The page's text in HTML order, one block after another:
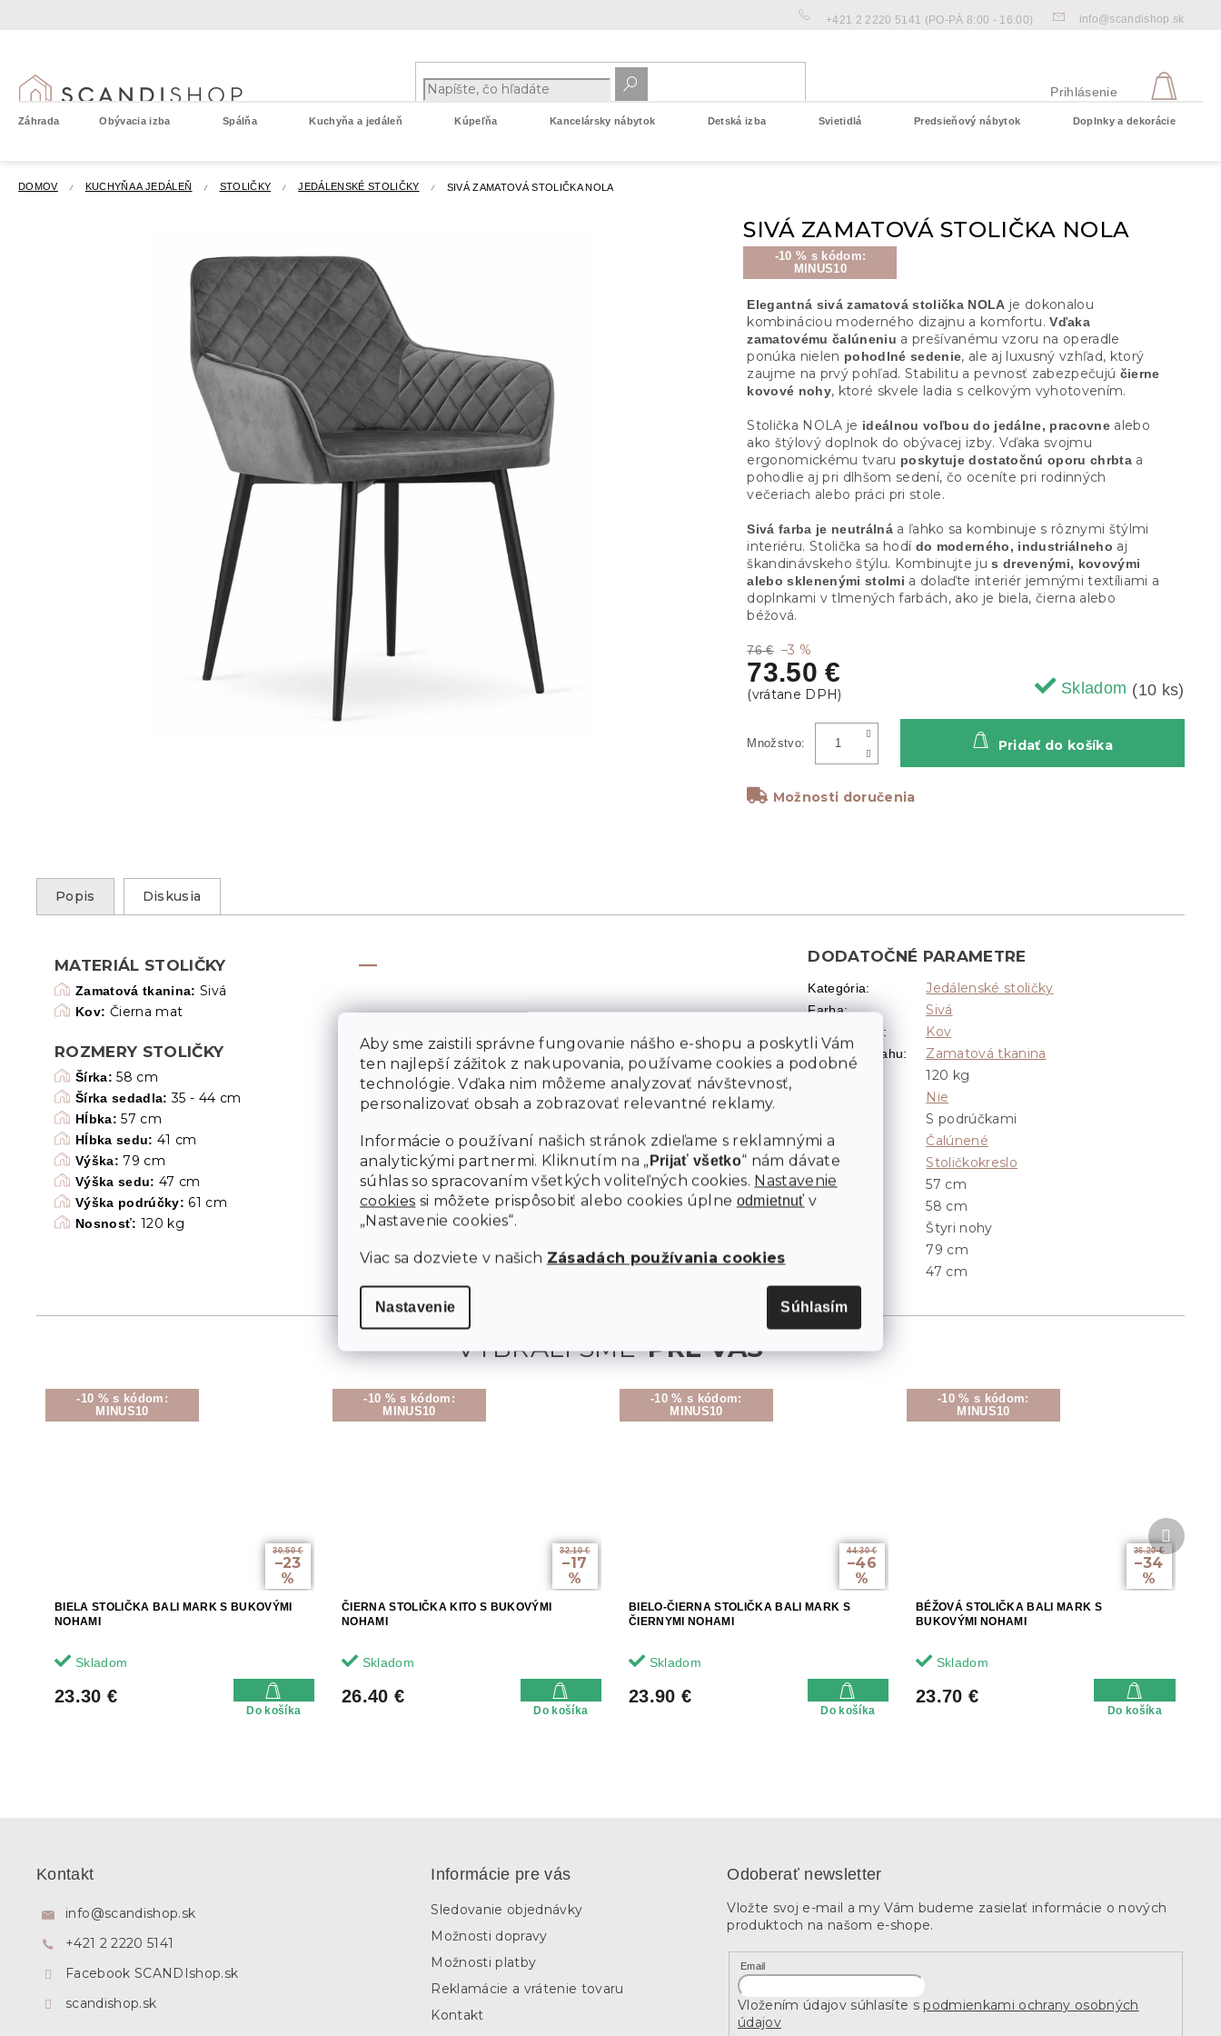
Aby sme zaistili správne fungovanie nášho e-shopu a poskytli Vám
ten najlepší zážitok z nakupovania, používame cookies a podobné
technológie. Vďaka nim môžeme analyzovať návštevnosť,
personalizovať obsah a zobrazovať relevantné reklamy.
Informácie o používaní našich stránok zdieľame s reklamnými a
analytickými partnermi. Kliknutím na „Prijať všetko“ nám dávate
súhlas so spracovaním všetkých voliteľných cookies. Nastavenie
cookies si môžete prispôsobiť alebo cookies úplne odmietnuť v
„Nastavenie cookies“.
Viac sa dozviete v našich Zásadách používania cookies
Nastavenie Súhlasím
+421 2 2220 5141 (PO-PÁ 8:00 - 16:00) info@scandishop.sk
Prihlásenie
Záhrada Obývacia izba Spálňa Kuchyňa a jedáleň Kúpeľňa Kancelársky nábytok Detská izba Svietidlá Predsieňový nábytok Doplnky a dekorácie
DOMOV KUCHYŇA A JEDÁLEŇ STOLIČKY JEDÁLENSKÉ STOLIČKY SIVÁ ZAMATOVÁ STOLIČKA NOLA
SIVÁ ZAMATOVÁ STOLIČKA NOLA
-10 % s kódom:
MINUS10
76 € –3 %
73.50 €
Skladom (10 ks)
Možnosti doručenia
Pridať do košíka
Elegantná sivá zamatová stolička NOLA je dokonalou
kombináciou moderného dizajnu a komfortu.Vďaka
zamatovému čalúneniu a prešívanému vzoru na operadle
ponúka nielen pohodlné sedenie, ale aj luxusný vzhľad, ktorý
zaujme na prvý pohľad. Stabilitu a pevnosť zabezpečujú čierne
kovové nohy, ktoré skvele ladia s celkovým vyhotovením.
Stolička NOLA je ideálnou voľbou do jedálne, pracovne alebo
ako štýlový doplnok do obývacej izby. Vďaka svojmu
ergonomickému tvaru poskytuje dostatočnú oporu chrbta a
pohodlie aj pri dlhšom sedení, čo oceníte pri rodinných
večeriach alebo práci pri stole.
Sivá farba je neutrálná a ľahko sa kombinuje s rôznymi štýlmi
interiéru. Stolička sa hodí do moderného, industriálneho aj
škandinávskeho štýlu. Kombinujte ju s drevenými, kovovými
alebo sklenenými stolmi a dolaďte interiér jemnými textíliami a
doplnkami v tlmených farbách, ako je biela, čierna alebo
béžová.
-10 % s kódom:
MINUS10
30.50 €
–23
%
BIELA STOLIČKA BALI MARK S BUKOVÝMI
NOHAMI
Skladom
23.30 €
Do košíka
-10 % s kódom:
MINUS10
32.10 €
–17
%
ČIERNA STOLIČKA KITO S BUKOVÝMI
NOHAMI
Skladom
26.40 €
Do košíka
-10 % s kódom:
MINUS10
44.30 €
–46
%
BIELO-ČIERNA STOLIČKA BALI MARK S
ČIERNYMI NOHAMI
Skladom
23.90 €
Do košíka
-10 % s kódom:
MINUS10
36.20 €
–34
%
BÉŽOVÁ STOLIČKA BALI MARK S
BUKOVÝMI NOHAMI
Skladom
23.70 €
Do košíka
Ďalší
produkt
Popis Diskusia
MATERIÁL STOLIČKY
Zamatová tkanina:Sivá
Kov: Čierna mat
ROZMERY STOLIČKY
Šírka: 58 cm
Šírka sedadla: 35 - 44 cm
Hĺbka: 57 cm
Hĺbka sedu: 41 cm
Výška: 79 cm
Výška sedu: 47 cm
Výška podrúčky: 61 cm
Nosnosť: 120 kg
DODATOČNÉ PARAMETRE
Kategória: Jedálenské stoličky
Farba: Sivá
: Kov
Materiál poťahu: Zamatová tkanina
120 kg
Nie
S podrúčkami
Poťah Čalúnené
Vzhľad Stoličkokreslo
Hĺbka 57 cm
Šírka 58 cm
Štyri nohy
79 cm
47 cm
Kontakt
info@scandishop.sk
+421 2 2220 5141
Facebook SCANDIshop.sk
scandishop.sk
Informácie pre vás
Sledovanie objednávky
Možnosti dopravy
Možnosti platby
Reklamácie a vrátenie tovaru
Kontakt
Odoberať newsletter
Vložte svoj e-mail a my Vám budeme zasielať informácie o nových
produktoch na našom e-shope.
Email
Vložením údajov súhlasíte spodmienkami ochrany osobných
údajov